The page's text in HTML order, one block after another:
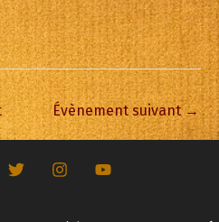
Évènement suivant→